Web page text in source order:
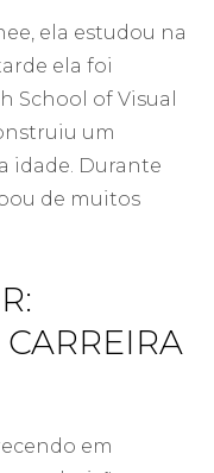
ela estudou na
ela foi
School of Visual
um
idade. Durante
de muitos
em